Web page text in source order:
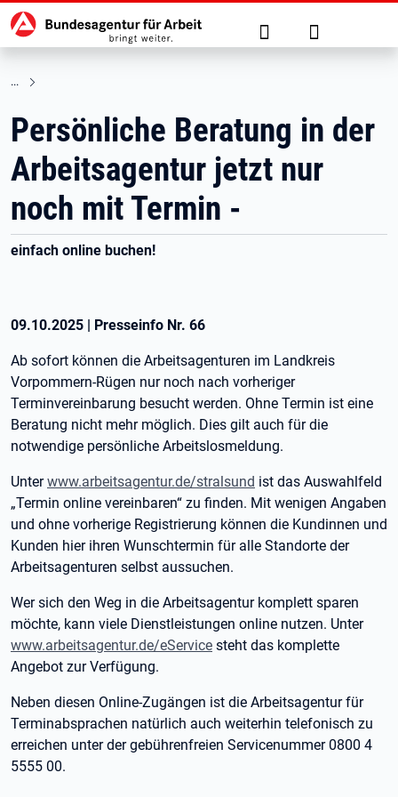
zu den Hauptinhalten springen
Hauptnavigation Suche Anmelden
Persönliche Beratung in der
Arbeitsagentur jetzt nur
noch mit Termin -
einfach online buchen!
09.10.2025 | Presseinfo Nr. 66
Ab sofort können die Arbeitsagenturen im Landkreis
Vorpommern-Rügen nur noch nach vorheriger
Terminvereinbarung besucht werden. Ohne Termin ist eine
Beratung nicht mehr möglich. Dies gilt auch für die
notwendige persönliche Arbeitslosmeldung.
Unterwww.arbeitsagentur.de/stralsund ist das Auswahlfeld
„Termin online vereinbaren“ zu finden. Mit wenigen Angaben
und ohne vorherige Registrierung können die Kundinnen und
Kunden hier ihren Wunschtermin für alle Standorte der
Arbeitsagenturen selbst aussuchen.
Wer sich den Weg in die Arbeitsagentur komplett sparen
möchte, kann viele Dienstleistungen online nutzen. Unter
www.arbeitsagentur.de/eService steht das komplette
Angebot zur Verfügung.
Neben diesen Online-Zugängen ist die Arbeitsagentur für
Terminabsprachen natürlich auch weiterhin telefonisch zu
erreichen unter der gebührenfreien Servicenummer 0800 4
5555 00.